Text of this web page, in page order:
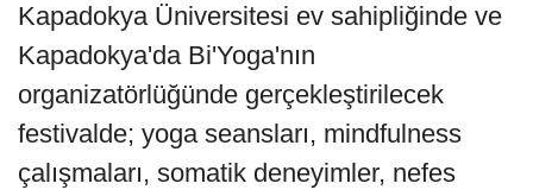
Kapadokya Üniversitesi ev sahipliğinde ve
Kapadokya'da Bi'Yoga'nın
organizatörlüğünde gerçekleştirilecek
festivalde; yoga seansları, mindfulness
çalışmaları, somatik deneyimler, nefes